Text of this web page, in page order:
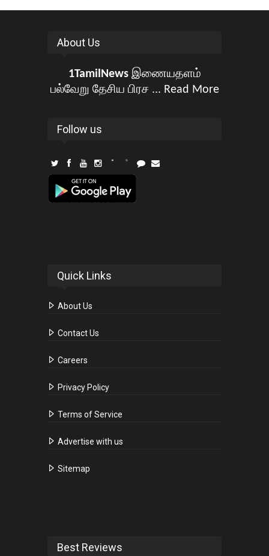
About Us
1TamilNewsஇணையதளம்
பல்வேறு தேசிய பிரச ... Read More
Follow us
Quick Links
About Us
Contact Us
Careers
Privacy Policy
Terms of Service
Advertise with us
Sitemap
Best Reviews